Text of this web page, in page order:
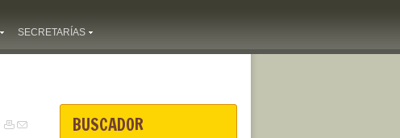
SECRETARÍAS
BUSCADOR